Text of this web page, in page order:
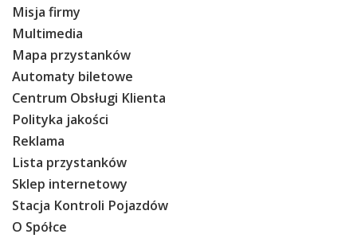
Misja firmy
Multimedia
Mapa przystanków
Automaty biletowe
Centrum Obsługi Klienta
Polityka jakości
Reklama
Lista przystanków
Sklep internetowy
Stacja Kontroli Pojazdów
O Spółce